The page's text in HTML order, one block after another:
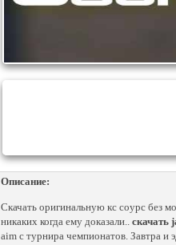
Описание:
Скачать оригинальную кс соурс без
никаких когда ему доказали.. скачать
aim с турнира чемпионатов. Завтра и